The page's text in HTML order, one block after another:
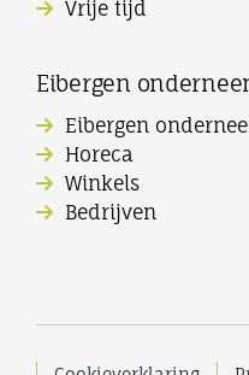
Vrije tijd
Eibergen
Eibergen
Horeca
Winkels
Bedrijven